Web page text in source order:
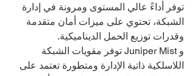
توفر أداءً عالي المستوى ومرونة في إدارة
الشبكة، تحتوي على ميزات أمان متقدمة
وقدرات توزيع الحمل الديناميكية.
و Juniper Mist توفر مقويات الشبكة
اللاسلكية ذاتية الإدارة ومتطورة تعتمد على